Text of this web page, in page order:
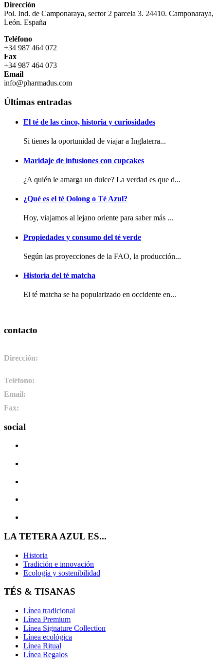
Dirección
Pol. Ind. de Camponaraya, sector 2 parcela 3. 24410. Camponaraya,
León. España
Teléfono
+34 987 464 072
Fax
+34 987 464 073
Email
info@pharmadus.com
Últimas entradas
El té de las cinco, historia y curiosidades
Si tienes la oportunidad de viajar a Inglaterra...
Maridaje de infusiones con cupcakes
¿A quién le amarga un dulce? La verdad es que d...
¿Qué es el té Oolong o Té Azul?
Hoy, viajamos al lejano oriente para saber más ...
Propiedades y consumo del té verde
Según las proyecciones de la FAO, la producción...
Historia del té matcha
El té matcha se ha popularizado en occidente en...
contacto
Dirección:
Teléfono:
Email:
Fax:
social
LA TETERA AZUL ES...
Historia
Tradición e innovación
Ecología y sostenibilidad
TÉS & TISANAS
Línea tradicional
Línea Premium
Línea Signature Collection
Línea ecológica
Línea Ritual
Línea Regalos